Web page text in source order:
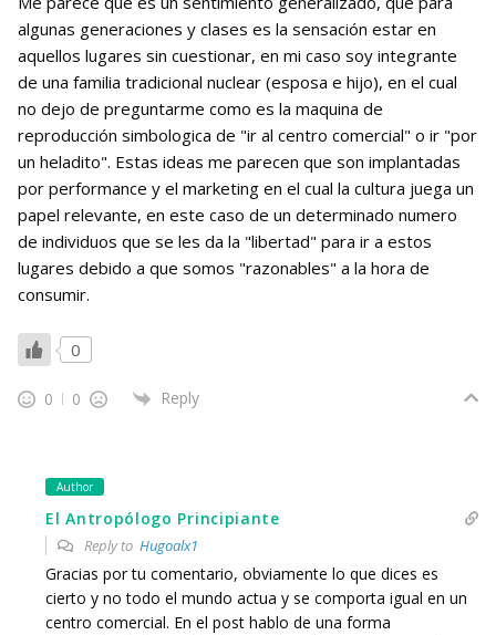
algunas generaciones y clases es la sensación estar en
aquellos lugares sin cuestionar, en mi caso soy integrante
de una familia tradicional nuclear (esposa e hijo), en el cual
no dejo de preguntarme como es la maquina de
reproducción simbologica de "ir al centro comercial" o ir "por
un heladito". Estas ideas me parecen que son implantadas
por performance y el marketing en el cual la cultura juega un
papel relevante, en este caso de un determinado numero
de individuos que se les da la "libertad" para ir a estos
lugares debido a que somos "razonables" a la hora de
consumir.
0
0 0 Reply
Author
El Antropólogo Principiante
Reply to Hugoalx1
Gracias por tu comentario, obviamente lo que dices es
cierto y no todo el mundo actua y se comporta igual en un
centro comercial. En el post hablo de una forma